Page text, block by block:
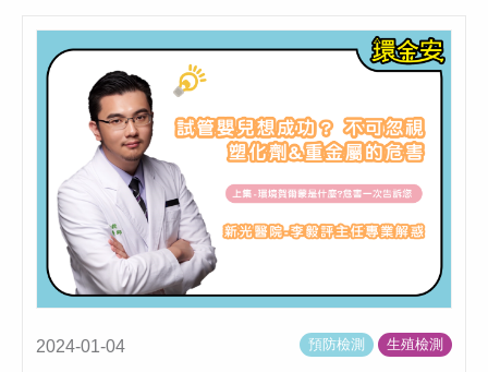
2024-01-04 預防檢測 生殖檢測